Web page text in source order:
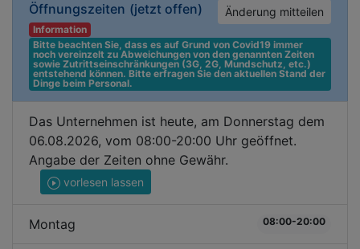
Öffnungszeiten (jetzt offen) Änderung mitteilen
Information
Bitte beachten Sie, dass es auf Grund von Covid19 immer
noch vereinzelt zu Abweichungen von den genannten Zeiten
sowie Zutrittseinschränkungen (3G, 2G, Mundschutz, etc.)
entstehend können. Bitte erfragen Sie den aktuellen Stand der
Dinge beim Personal.
Das Unternehmen ist heute, am Donnerstag dem
06.08.2026, vom 08:00-20:00 Uhr geöffnet.
Angabe der Zeiten ohne Gewähr.
vorlesen lassen
Montag 08:00-20:00